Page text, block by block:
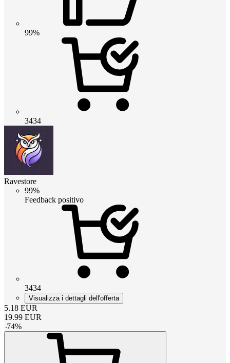
99%
3434
Ravestore
99%
Feedback positivo
3434
Visualizza i dettagli dell'offerta
5.18 EUR
19.99 EUR
-74%